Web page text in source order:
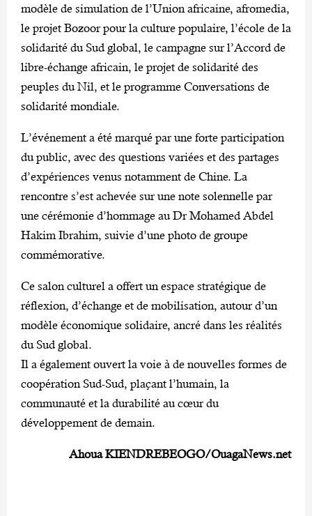
modèle de simulation de l’Union africaine, afromedia,
le projet Bozoor pour la culture populaire, l’école de la
solidarité du Sud global, le campagne sur l’Accord de
libre-échange africain, le projet de solidarité des
peuples du Nil, et le programme Conversations de
solidarité mondiale.
L’événement a été marqué par une forte participation
du public, avec des questions variées et des partages
d’expériences venus notamment de Chine. La
rencontre s’est achevée sur une note solennelle par
une cérémonie d’hommage au Dr Mohamed Abdel
Hakim Ibrahim, suivie d’une photo de groupe
commémorative.
Ce salon culturel a offert un espace stratégique de
réflexion, d’échange et de mobilisation, autour d’un
modèle économique solidaire, ancré dans les réalités
du Sud global.
Il a également ouvert la voie à de nouvelles formes de
coopération Sud-Sud, plaçant l’humain, la
communauté et la durabilité au cœur du
développement de demain.
Ahoua KIENDREBEOGO/OuagaNews.net